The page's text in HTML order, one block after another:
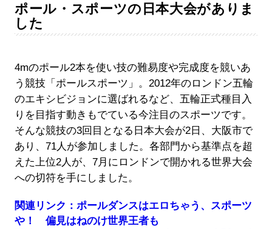
ポール・スポーツの日本大会がありま
した
4mのポール2本を使い技の難易度や完成度を競いあ
う競技「ポールスポーツ」。2012年のロンドン五輪
のエキシビジョンに選ばれるなど、五輪正式種目入
りを目指す動きもでている今注目のスポーツです。
そんな競技の3回目となる日本大会が2日、大阪市で
あり、71人が参加しました。各部門から基準点を超
えた上位2人が、7月にロンドンで開かれる世界大会
への切符を手にしました。
関連リンク：ポールダンスはエロちゃう、スポーツ
や！ 偏見はねのけ世界王者も